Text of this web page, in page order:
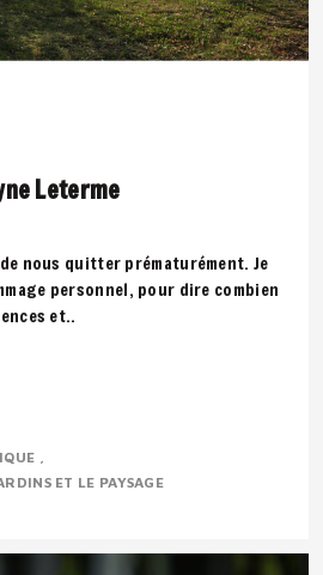
Leterme
nous quitter prématurément. Je
personnel, pour dire combien
et..
ET LE PAYSAGE